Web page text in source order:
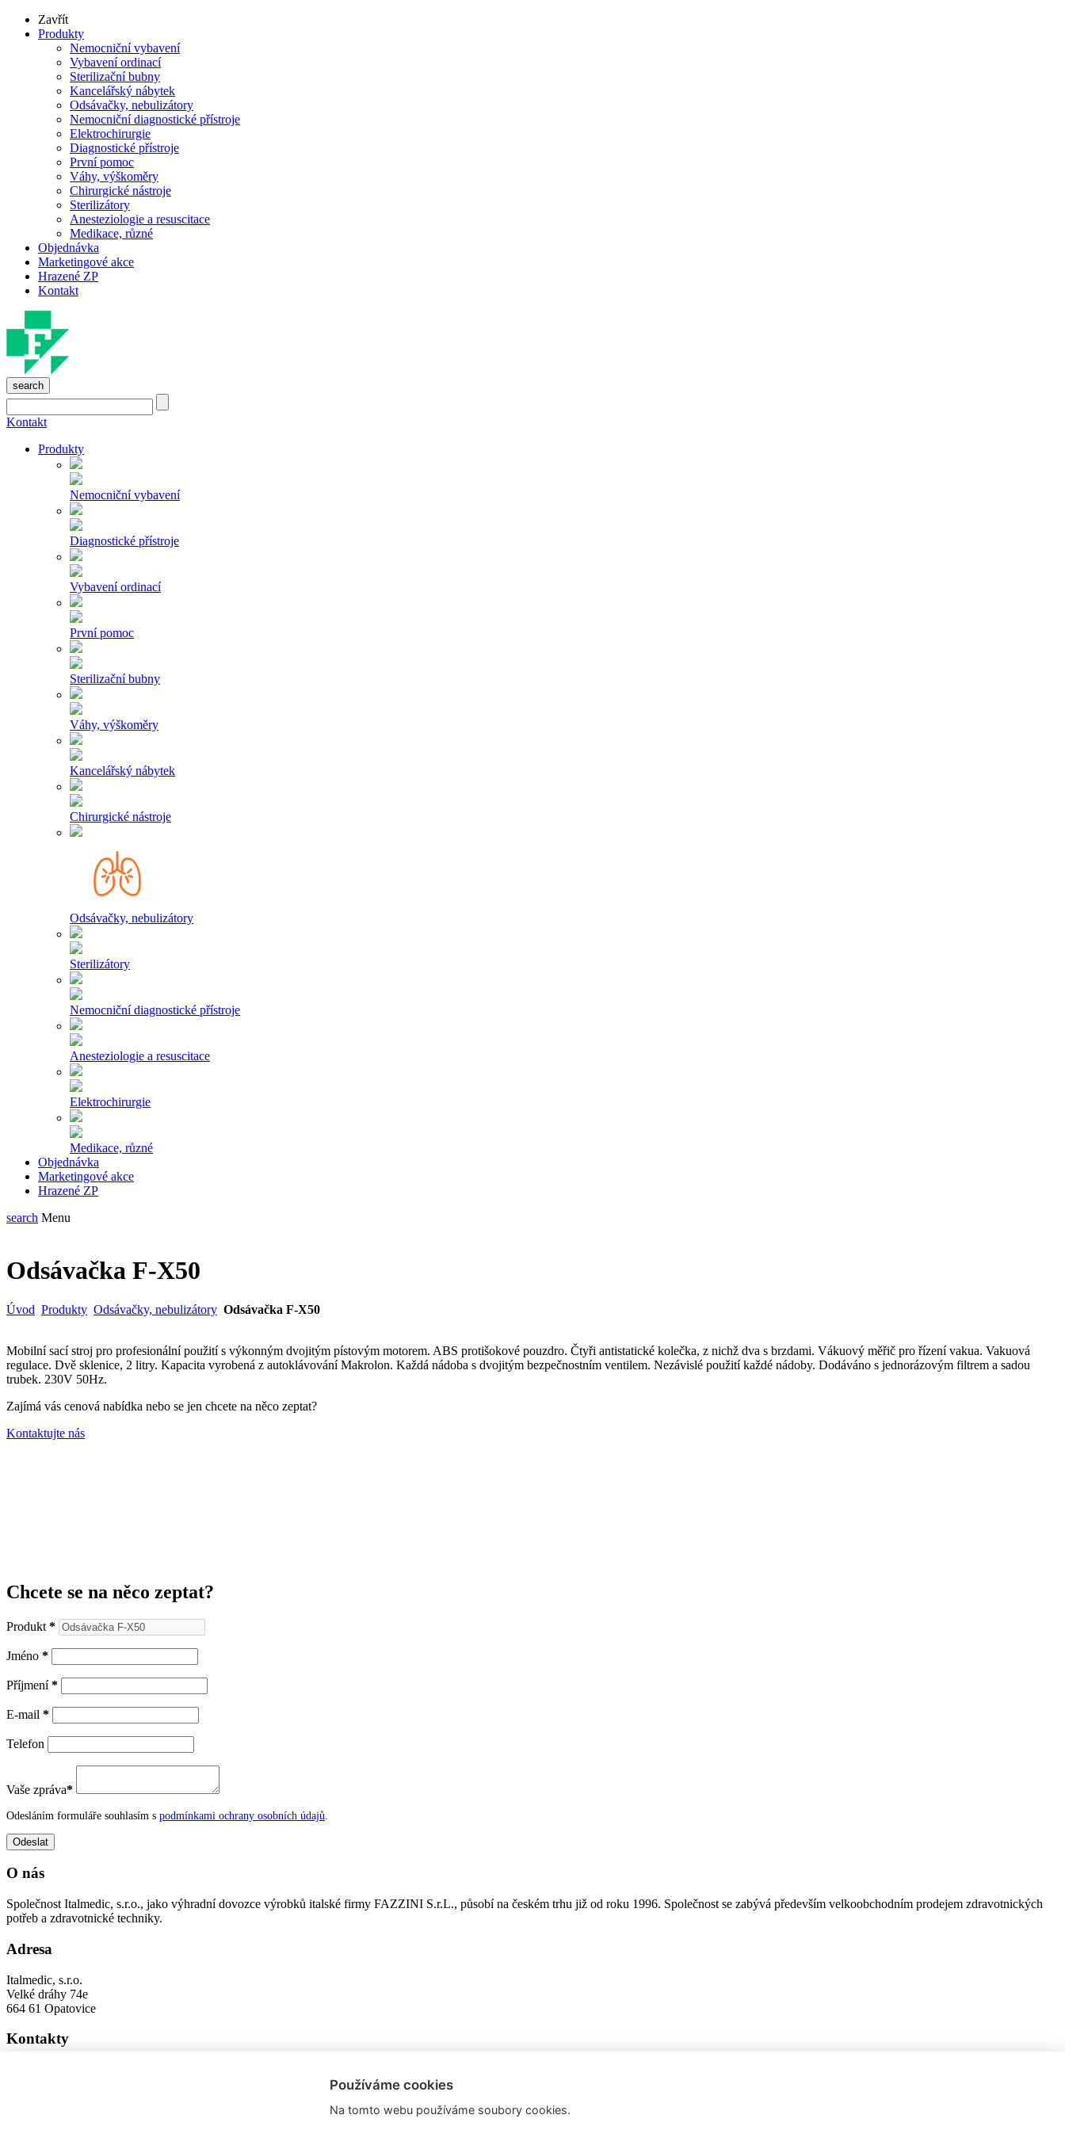
Zavřít
Produkty
Nemocniční vybavení
Vybavení ordinací
Sterilizační bubny
Kancelářský nábytek
Odsávačky, nebulizátory
Nemocniční diagnostické přístroje
Elektrochirurgie
Diagnostické přístroje
První pomoc
Váhy, výškoměry
Chirurgické nástroje
Sterilizátory
Anesteziologie a resuscitace
Medikace, různé
Objednávka
Marketingové akce
Hrazené ZP
Kontakt
search
Kontakt
Produkty
Nemocniční vybavení
Diagnostické přístroje
Vybavení ordinací
První pomoc
Sterilizační bubny
Váhy, výškoměry
Kancelářský nábytek
Chirurgické nástroje
Odsávačky, nebulizátory
Sterilizátory
Nemocniční diagnostické přístroje
Anesteziologie a resuscitace
Elektrochirurgie
Medikace, různé
Objednávka
Marketingové akce
Hrazené ZP
search Menu
Odsávačka F-X50
Úvod Produkty Odsávačky, nebulizátory Odsávačka F-X50
Mobilní sací stroj pro profesionální použití s výkonným dvojitým pístovým motorem. ABS protišokové pouzdro. Čtyři antistatické kolečka, z nichž dva s brzdami. Vákuový měřič pro řízení vakua. Vakuová
regulace. Dvě sklenice, 2 litry. Kapacita vyrobená z autoklávování Makrolon. Každá nádoba s dvojitým bezpečnostním ventilem. Nezávislé použití každé nádoby. Dodáváno s jednorázovým filtrem a sadou
trubek. 230V 50Hz.
Zajímá vás cenová nabídka nebo se jen chcete na něco zeptat?
Kontaktujte nás
Chcete se na něco zeptat?
Produkt *
Jméno *
Příjmení*
E-mail *
Telefon
Vaše zpráva*
Odesláním formuláře souhlasím s podmínkami ochrany osobních údajů
O nás
Společnost Italmedic, s.r.o., jako výhradní dovozce výrobků italské firmy FAZZINI S.r.L., působí na českém trhu již od roku 1996. Společnost se zabývá především velkoobchodním prodejem zdravotnických
potřeb a zdravotnické techniky.
Adresa
Italmedic, s.r.o.
Velké dráhy 74e
664 61 Opatovice
Kontakty
Používáme cookies
Na tomto webu používáme soubory cookies.